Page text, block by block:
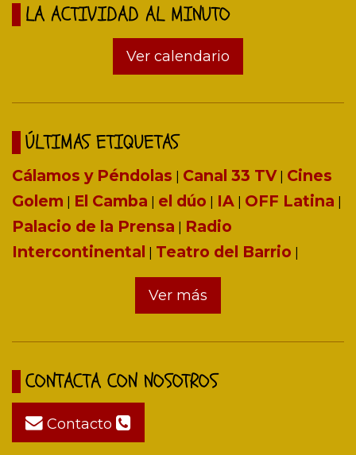
LA ACTIVIDAD AL MINUTO
Ver calendario
ÚLTIMAS ETIQUETAS
Cálamos y Péndolas Canal 33 TV Cines
Golem
El Camba el dúo IA OFF Latina
Palacio de la Prensa
Radio
Intercontinental
Teatro del Barrio
Ver más
CONTACTA CON NOSOTROS
Contacto